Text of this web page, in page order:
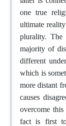
one true
ultimate
plurality.
majority of
different
which is
more distant
causes
overcome
fact is first to